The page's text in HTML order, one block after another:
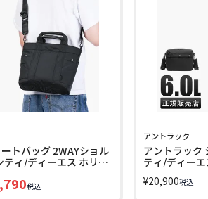
トバッグ 2WAYショル
ティ/ディーエス ホリデ
税込
アントラック
アントラック
ティ/ディーエ
¥20,900税込